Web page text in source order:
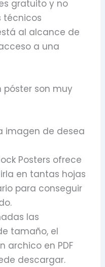
gratuito y no
técnicos
al alcance de
a una
póster son muy
imagen de desea
Posters ofrece
en tantas hojas
para conseguir
las
tamaño, el
archico en PDF
descargar.